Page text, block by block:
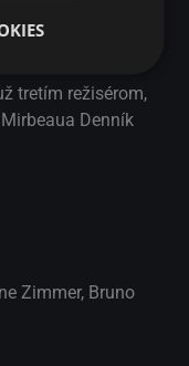
rukou. Zároveň
záhradníkom
Renoirovi a
tretím režisérom,
Denník
Zimmer, Bruno